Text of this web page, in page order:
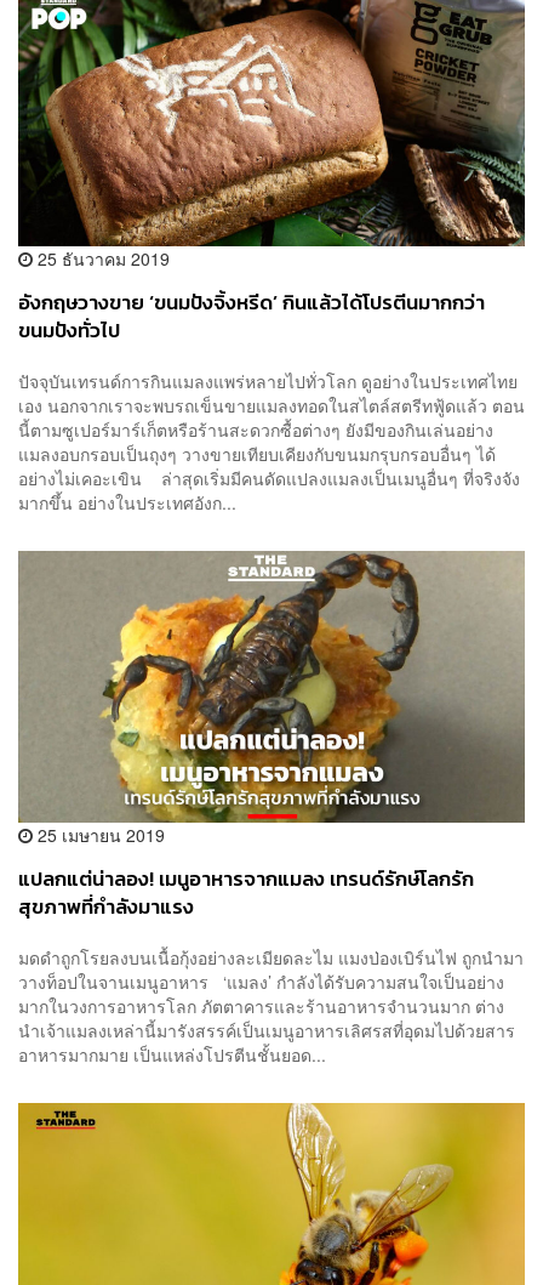
25 ธันวาคม 2019
อังกฤษวางขาย ‘ขนมปังจิ้งหรีด’ กินแล้วได้โปรตีนมากกว่า
ขนมปังทั่วไป
ปัจจุบันเทรนด์การกินแมลงแพร่หลายไปทั่วโลก ดูอย่างในประเทศไทย
เอง นอกจากเราจะพบรถเข็นขายแมลงทอดในสไตล์สตรีทฟู้ดแล้ว ตอน
นี้ตามซูเปอร์มาร์เก็ตหรือร้านสะดวกซื้อต่างๆ ยังมีของกินเล่นอย่าง
แมลงอบกรอบเป็นถุงๆ วางขายเทียบเคียงกับขนมกรุบกรอบอื่นๆ ได้
อย่างไม่เคอะเขิน ล่าสุดเริ่มมีคนดัดแปลงแมลงเป็นเมนูอื่นๆ ที่จริงจัง
มากขึ้น อย่างในประเทศอังก...
25 เมษายน 2019
แปลกแต่น่าลอง! เมนูอาหารจากแมลง เทรนด์รักษ์โลกรัก
สุขภาพที่กำลังมาแรง
มดดำถูกโรยลงบนเนื้อกุ้งอย่างละเมียดละไม แมงป่องเบิร์นไฟ ถูกนำมา
วางท็อปในจานเมนูอาหาร ‘แมลง’ กำลังได้รับความสนใจเป็นอย่าง
มากในวงการอาหารโลก ภัตตาคารและร้านอาหารจำนวนมาก ต่าง
นำเจ้าแมลงเหล่านี้มารังสรรค์เป็นเมนูอาหารเลิศรสที่อุดมไปด้วยสาร
อาหารมากมาย เป็นแหล่งโปรตีนชั้นยอด...